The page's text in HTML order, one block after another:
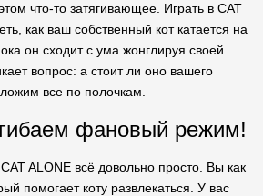
что-то затягивающее. Играть в CAT
как ваш собственный кот катается на
он сходит с ума жонглируя своей
вопрос: а стоит ли оно вашего
все по полочкам.
фановый режим!
ALONE всё довольно просто. Вы как
помогает коту развлекаться. У вас